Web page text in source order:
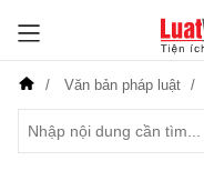
Văn bản pháp luật